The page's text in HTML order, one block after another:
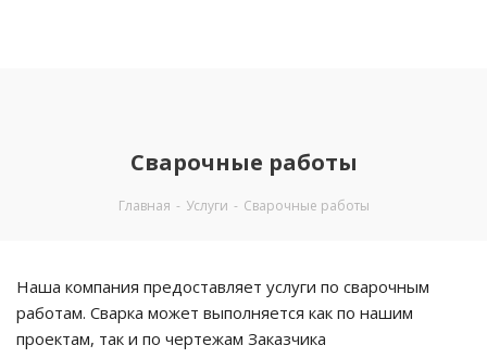
Сварочные работы
Главная - Услуги - Сварочные работы
Наша компания предоставляет услуги по сварочным
работам. Сварка может выполняется как по нашим
проектам, так и по чертежам Заказчика